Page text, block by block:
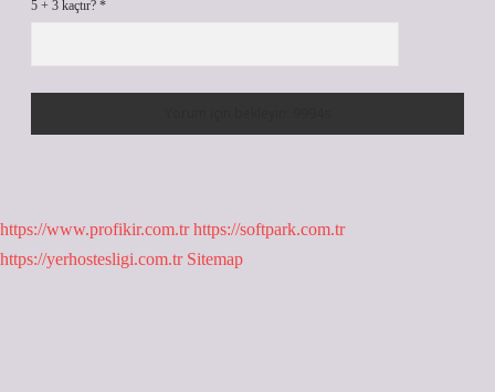
5 + 3 kaçtır? *
https://www.profikir.com.tr https://softpark.com.tr
https://yerhostesligi.com.tr Sitemap